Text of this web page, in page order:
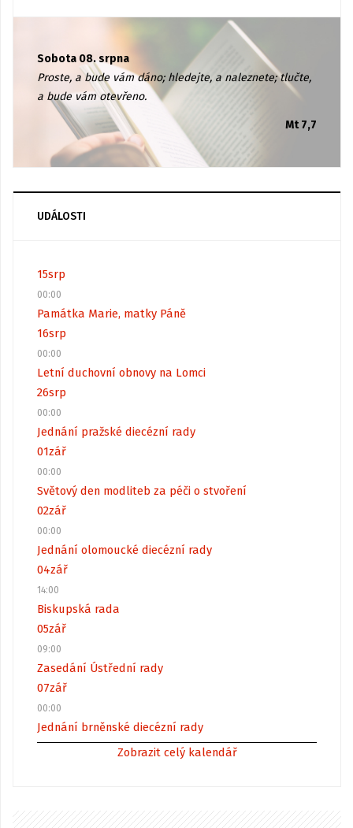
Sobota 08. srpna
Proste, a bude vám dáno; hledejte, a naleznete; tlučte,
a bude vám otevřeno.
Mt 7,7
UDÁLOSTI
15srp
00:00
Památka Marie, matky Páně
16srp
00:00
Letní duchovní obnovy na Lomci
26srp
00:00
Jednání pražské diecézní rady
01zář
00:00
Světový den modliteb za péči o stvoření
02zář
00:00
Jednání olomoucké diecézní rady
04zář
14:00
Biskupská rada
05zář
09:00
Zasedání Ústřední rady
07zář
00:00
Jednání brněnské diecézní rady
Zobrazit celý kalendář